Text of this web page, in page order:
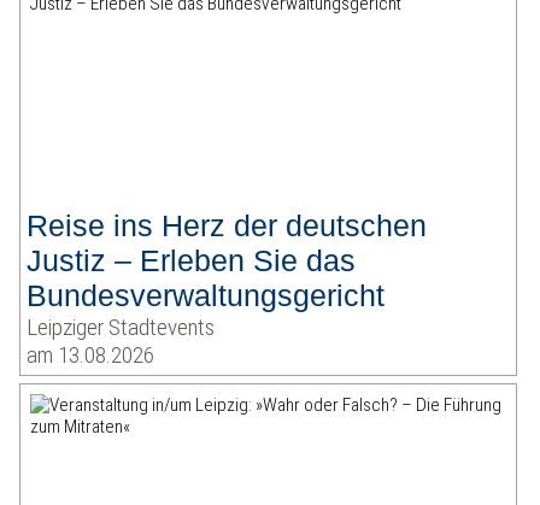
Reise ins Herz der deutschen
Justiz – Erleben Sie das
Bundesverwaltungsgericht
Leipziger Stadtevents
am 13.08.2026